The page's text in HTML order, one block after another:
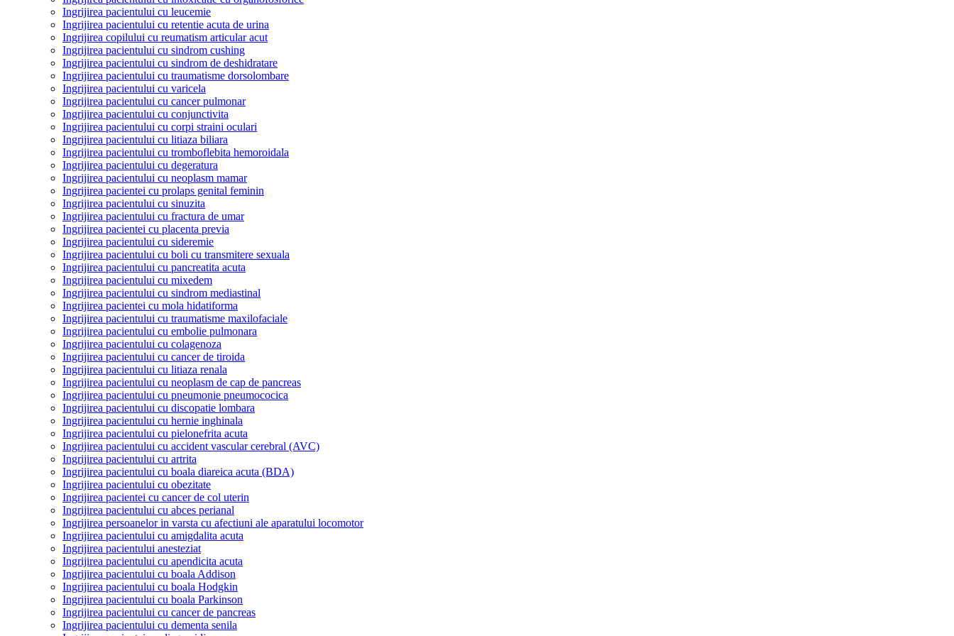
Ingrijirea pacientului cu leucemie
Ingrijirea pacientului cu retentie acuta de urina
Ingrijirea copilului cu reumatism articular acut
Ingrijirea pacientului cu sindrom cushing
Ingrijirea pacientului cu sindrom de deshidratare
Ingrijirea pacientului cu traumatisme dorsolombare
Ingrijirea pacientului cu varicela
Ingrijirea pacientului cu cancer pulmonar
Ingrijirea pacientului cu conjunctivita
Ingrijirea pacientului cu corpi straini oculari
Ingrijirea pacientului cu litiaza biliara
Ingrijirea pacientului cu tromboflebita hemoroidala
Ingrijirea pacientului cu degeratura
Ingrijirea pacientului cu neoplasm mamar
Ingrijirea pacientei cu prolaps genital feminin
Ingrijirea pacientului cu sinuzita
Ingrijirea pacientului cu fractura de umar
Ingrijirea pacientei cu placenta previa
Ingrijirea pacientului cu sideremie
Ingrijirea pacientului cu boli cu transmitere sexuala
Ingrijirea pacientului cu pancreatita acuta
Ingrijirea pacientului cu mixedem
Ingrijirea pacientului cu sindrom mediastinal
Ingrijirea pacientei cu mola hidatiforma
Ingrijirea pacientului cu traumatisme maxilofaciale
Ingrijirea pacientului cu embolie pulmonara
Ingrijirea pacientului cu colagenoza
Ingrijirea pacientului cu cancer de tiroida
Ingrijirea pacientului cu litiaza renala
Ingrijirea pacientului cu neoplasm de cap de pancreas
Ingrijirea pacientului cu pneumonie pneumococica
Ingrijirea pacientului cu discopatie lombara
Ingrijirea pacientului cu hernie inghinala
Ingrijirea pacientului cu pielonefrita acuta
Ingrijirea pacientului cu accident vascular cerebral (AVC)
Ingrijirea pacientului cu artrita
Ingrijirea pacientului cu boala diareica acuta (BDA)
Ingrijirea pacientului cu obezitate
Ingrijirea pacientei cu cancer de col uterin
Ingrijirea pacientului cu abces perianal
Ingrijirea persoanelor in varsta cu afectiuni ale aparatului locomotor
Ingrijirea pacientului cu amigdalita acuta
Ingrijirea pacientului anesteziat
Ingrijirea pacientului cu apendicita acuta
Ingrijirea pacientului cu boala Addison
Ingrijirea pacientului cu boala Hodgkin
Ingrijirea pacientului cu boala Parkinson
Ingrijirea pacientului cu cancer de pancreas
Ingrijirea pacientului cu dementa senila